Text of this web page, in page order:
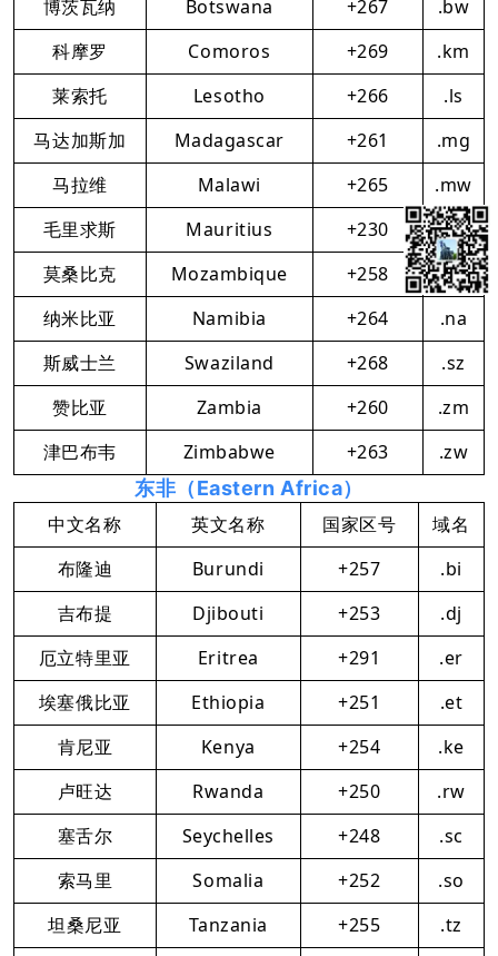
博茨瓦纳 Botswana +267
.bw
科摩罗
Comoros +269
.km
莱索托
Lesotho +266
.ls
马达加斯加
Madagascar +261
.mg
马拉维
Malawi +265
.mw
毛里求斯
Mauritius +230
.mu
莫桑比克
Mozambique +258
.mz
纳米比亚
Namibia +264
.na
斯威士兰
Swaziland +268
.sz
赞比亚
Zambia +260
.zm
津巴布韦
Zimbabwe +263 .zw
东非（Eastern Africa）
中文名称 英文名称 国家区号
域名
布隆迪
Burundi +257
.bi
吉布提
Djibouti +253
.dj
厄立特里亚
Eritrea +291
.er
埃塞俄比亚
Ethiopia +251
.et
肯尼亚
Kenya +254
.ke
卢旺达
Rwanda +250
.rw
塞舌尔
Seychelles +248
.sc
索马里
Somalia +252
.so
坦桑尼亚
Tanzania +255
.tz